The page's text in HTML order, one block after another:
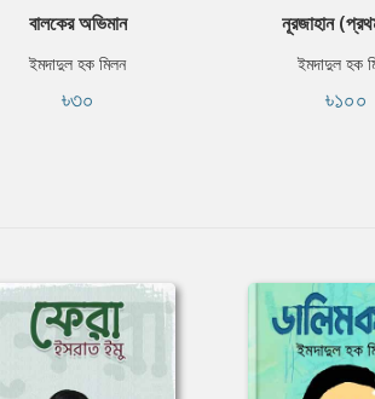
বালকের অভিমান
ইমদাদুল হক মিলন
৳৩০
নূরজাহান
ইমদাদুল হক
৳১০০